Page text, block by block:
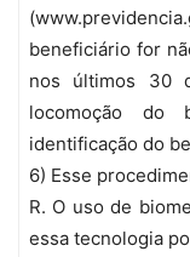
beneficiário for
nos últimos 30
locomoção do
identificação do
6) Esse
R. O uso de
essa tecnologia